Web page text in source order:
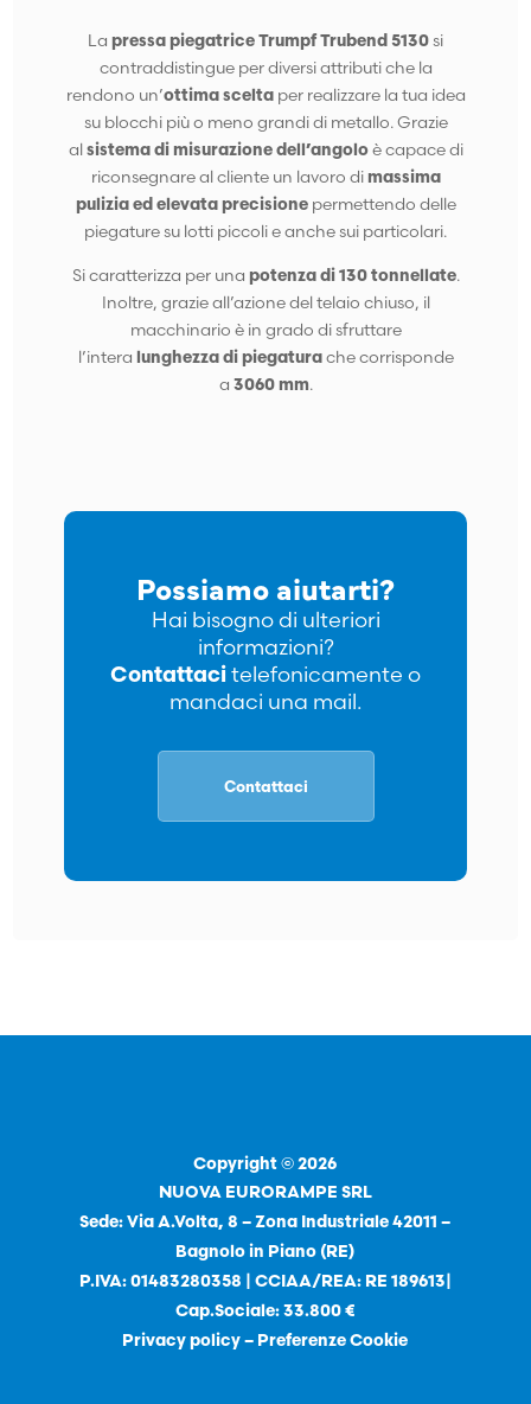
La pressapiegatrice Trumpf Trubend 5130si
contraddistingue per diversi attributi che la
rendono un’ottima scelta per realizzare la tua idea
su blocchi più o meno grandi di metallo. Grazie
alsistema di misurazione dell’angoloè capace di
riconsegnare al cliente un lavoro dimassima
pulizia ed elevata precisione permettendo delle
piegature su lotti piccoli e anche sui particolari.
Si caratterizza per una potenza di 130 tonnellate.
Inoltre, grazie all’azione del telaio chiuso, il
macchinario è in grado di sfruttare
l’intera lunghezza di piegaturache corrisponde
a 3060 mm.
Possiamo aiutarti?
Hai bisogno di ulteriori
informazioni?
Contattacitelefonicamente o
mandaci una mail.
Contattaci
Copyright © 2026
NUOVA EURORAMPE SRL
Sede: Via A.Volta, 8 – Zona Industriale 42011 –
Bagnolo in Piano (RE)
P.IVA: 01483280358 | CCIAA/REA: RE 189613|
Cap.Sociale: 33.800 €
Privacy policy– Preferenze Cookie